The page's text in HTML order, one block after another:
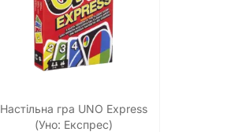
Настільна гра UNO Express
(Уно: Експрес)